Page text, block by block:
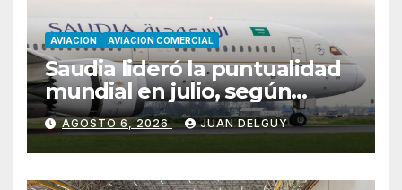
AVIACION AVIACION COMERCIAL
Saudia lideró la puntualidad
mundial en julio, según
Cirium
AGOSTO 6, 2026 JUAN DELGUY